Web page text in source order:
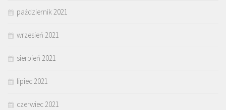
październik 2021
wrzesień 2021
sierpień 2021
lipiec 2021
czerwiec 2021